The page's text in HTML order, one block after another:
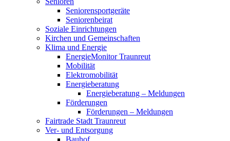
Seniorensportgeräte
Seniorenbeirat
Soziale Einrichtungen
Kirchen und Gemeinschaften
Klima und Energie
EnergieMonitor Traunreut
Mobilität
Elektromobilität
Energieberatung
Energieberatung – Meldungen
Förderungen
Förderungen – Meldungen
Fairtrade Stadt Traunreut
Ver- und Entsorgung
Bauhof